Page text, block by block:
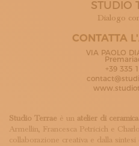
ISCRIVITI ALLA NEWSLETTER
LOGIN
STUDIO
Dialogo
CONTATTA
VIA PAOLO
+39 335
Studio Terrae è un atelier di ceramica
Armellin, Francesca Petricich e
collaborazione creativa e dalla sintesi